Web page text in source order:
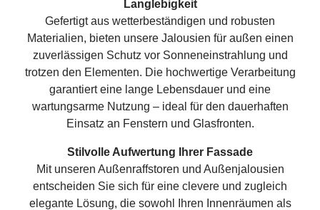
Langlebigkeit
Gefertigt aus wetterbeständigen und robusten
Materialien, bieten unsere Jalousien für außen einen
zuverlässigen Schutz vor Sonneneinstrahlung und
trotzen den Elementen. Die hochwertige Verarbeitung
garantiert eine lange Lebensdauer und eine
wartungsarme Nutzung – ideal für den dauerhaften
Einsatz an Fenstern und Glasfronten.
Stilvolle Aufwertung Ihrer Fassade
Mit unseren Außenraffstoren und Außenjalousien
entscheiden Sie sich für eine clevere und zugleich
elegante Lösung, die sowohl Ihren Innenräumen als